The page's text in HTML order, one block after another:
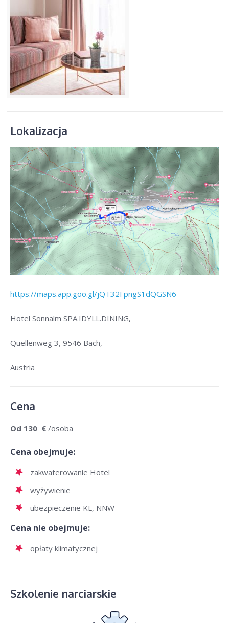
Lokalizacja
https://maps.app.goo.gl/jQT32FpngS1dQGSN6
Hotel Sonnalm SPA.IDYLL.DINING,
Quellenweg 3, 9546 Bach,
Austria
Cena
Od 130 € /osoba
Cena obejmuje:
zakwaterowanie Hotel
wyżywienie
ubezpieczenie KL, NNW
Cena nie obejmuje:
opłaty klimatycznej
Szkolenie narciarskie